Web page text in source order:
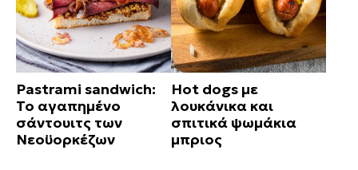
Pastrami sandwich:
Το αγαπημένο
σάντουιτς των
Νεοϋορκέζων
Hot dogs με
λουκάνικα και
σπιτικά ψωμάκια
μπριος